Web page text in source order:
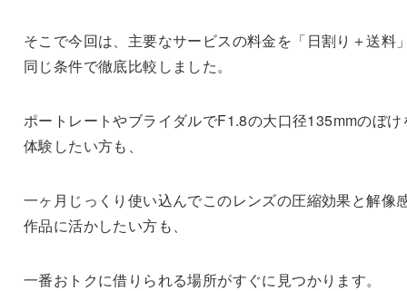
そこで今回は、主要なサービスの料金を「日割り＋送料
同じ条件で徹底比較しました。
ポートレートやブライダルでF1.8の大口径135mmのぼけ
体験したい方も、
一ヶ月じっくり使い込んでこのレンズの圧縮効果と解像
作品に活かしたい方も、
一番おトクに借りられる場所がすぐに見つかります。